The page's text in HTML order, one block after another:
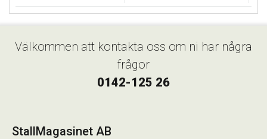
Välkommen att kontakta oss om ni har några
frågor
0142-125 26
StallMagasinet AB